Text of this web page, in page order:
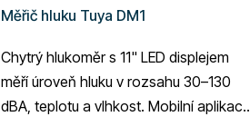
Měřič hluku Tuya DM1
Chytrý hlukoměr s 11" LED displejem
měří úroveň hluku v rozsahu 30–130
dBA, teplotu a vlhkost. Mobilní aplikace